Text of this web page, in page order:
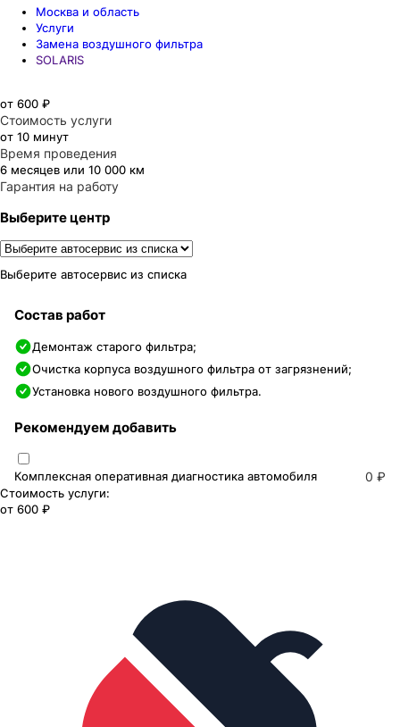
Москва и область
Услуги
Замена воздушного фильтра
SOLARIS
от 600 ₽
Стоимость услуги
от 10 минут
Время проведения
6 месяцев или 10 000 км
Гарантия на работу
Выберите центр
Выберите автосервис из списка
Состав работ
Демонтаж старого фильтра;
Очистка корпуса воздушного фильтра от загрязнений;
Установка нового воздушного фильтра.
Рекомендуем добавить
Комплексная оперативная диагностика автомобиля 0 ₽
Стоимость услуги:
от 600 ₽